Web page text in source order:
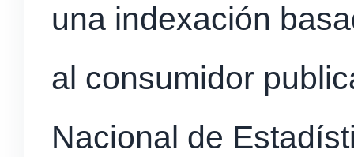
una indexación
al consumidor
Nacional de